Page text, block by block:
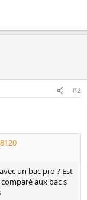
#2
un bac pro ? Est
aux bac s